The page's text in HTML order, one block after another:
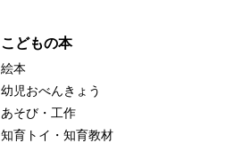
こどもの本
絵本
幼児おべんきょう
あそび・工作
知育トイ・知育教材